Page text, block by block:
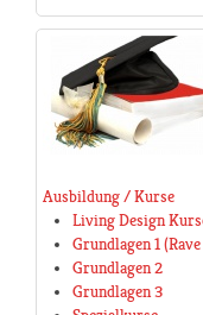
Ausbildung / Kurse
Living Design
Grundlagen 1
Grundlagen 2
Grundlagen 3